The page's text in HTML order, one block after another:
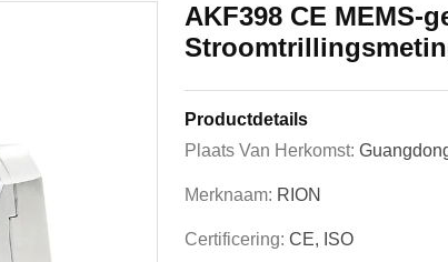
AKF398 CE MEMS-
Productdetails
Plaats Van Herkomst:
Merknaam: RION
Certificering: CE, ISO